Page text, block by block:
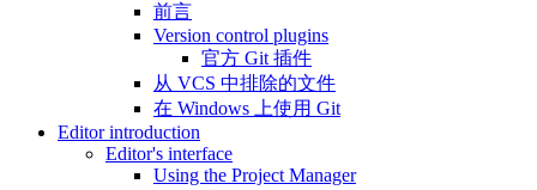
前言
Version control plugins
官方 Git 插件
从 VCS 中排除的文件
在 Windows 上使用 Git
Editor introduction
Editor's interface
Using the Project Manager